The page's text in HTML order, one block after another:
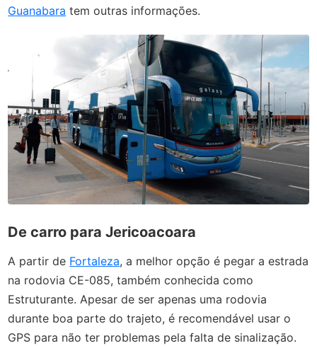
Guanabara tem outras informações.
De carro para Jericoacoara
A partir de Fortaleza, a melhor opção é pegar a estrada
na rodovia CE-085, também conhecida como
Estruturante. Apesar de ser apenas uma rodovia
durante boa parte do trajeto, é recomendável usar o
GPS para não ter problemas pela falta de sinalização.